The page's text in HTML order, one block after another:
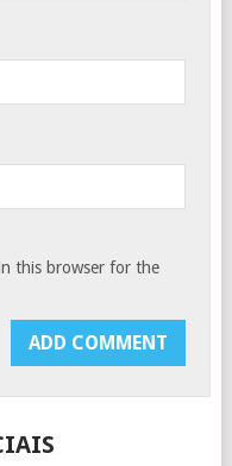
this browser for the